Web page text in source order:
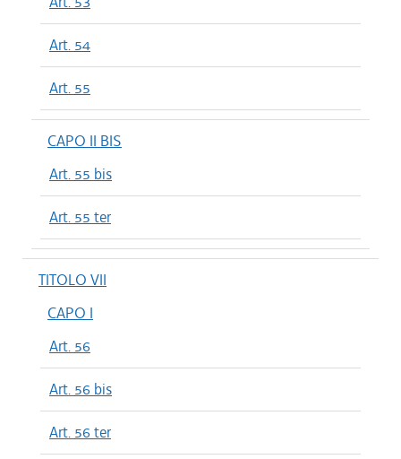
Art. 54
Art. 55
CAPO II BIS
Art. 55 bis
Art. 55 ter
TITOLO VII
CAPO I
Art. 56
Art. 56 bis
Art. 56 ter